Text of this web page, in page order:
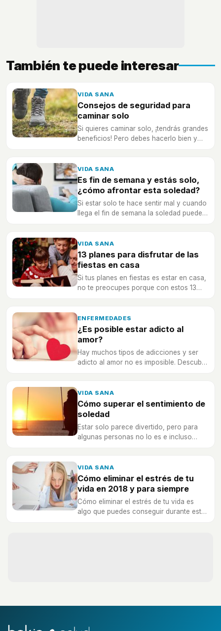
También te puede interesar
VIDA SANA
Consejos de seguridad para
caminar solo
Si quieres caminar solo, ¡tendrás grandes
beneficios! Pero debes hacerlo bien y
VIDA SANA
Es fin de semana y estás solo,
¿cómo afrontar esta soledad?
Si estar solo te hace sentir mal y cuando
llega el fin de semana la soledad puede
VIDA SANA
13 planes para disfrutar de las
fiestas en casa
Si tus planes en fiestas es estar en casa,
no te preocupes porque con estos 13
ENFERMEDADES
¿Es posible estar adicto al
amor?
Hay muchos tipos de adicciones y ser
adicto al amor no es imposible. Descubre
VIDA SANA
Cómo superar el sentimiento de
soledad
Estar solo parece divertido, pero para
algunas personas no lo es e incluso
de soledad.
VIDA SANA
Cómo eliminar el estrés de tu
vida en 2018 y para siempre
Cómo eliminar el estrés de tu vida es
algo que puedes conseguir durante este